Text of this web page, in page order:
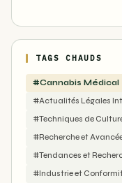
TAGS CHAUDS
#Cannabis Médical
#Actualités Légales
#Techniques de
#Recherche et
#Tendances et
#Industrie et